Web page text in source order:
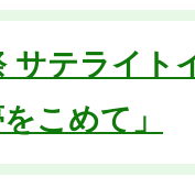
サテライト
こめて」